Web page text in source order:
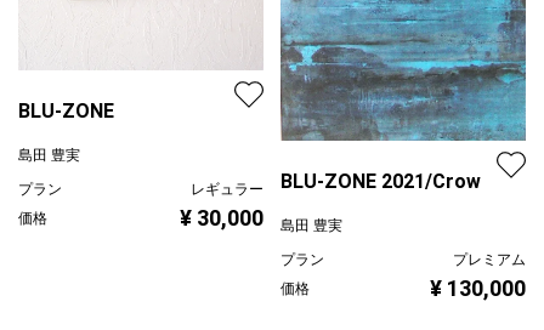
BLU-ZONE
島田 豊実
プラン
レギュラー
価格
¥ 30,000
BLU-ZONE 2021/Crow
島田 豊実
プラン
プレミアム
価格
¥ 130,000